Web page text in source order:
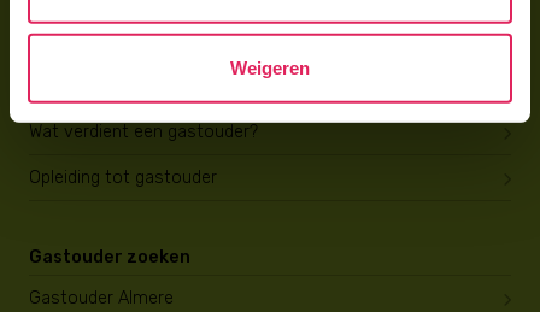
Weigeren
Wat verdient een gastouder?
Opleiding tot gastouder
Gastouder zoeken
Gastouder Almere